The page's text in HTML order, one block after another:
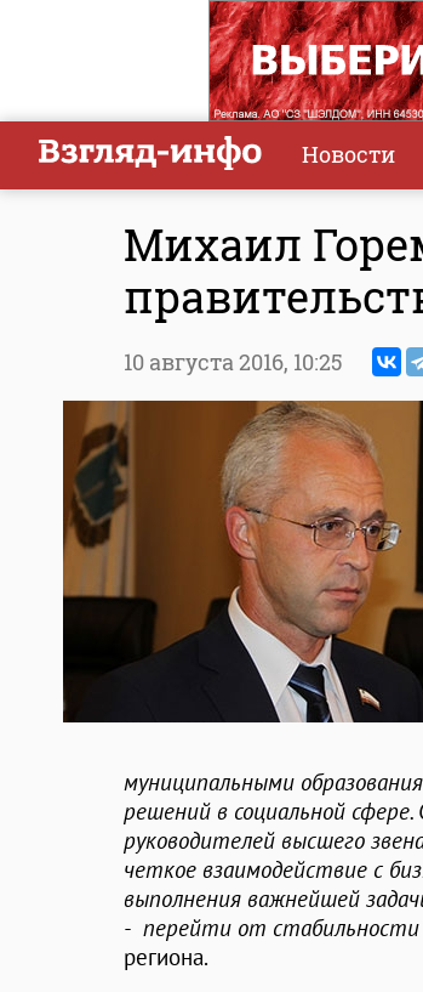
Новости
Михаил
10 августа 2016, 10:25
муниципальными
решений в социальной
руководителей высшего
четкое взаимодействие с
выполнения важнейшей
- перейти от стабильности
региона.